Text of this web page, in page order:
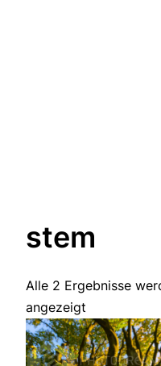
stem
Alle 2 Ergebnisse
angezeigt